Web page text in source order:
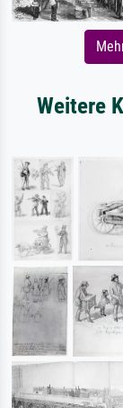
Weitere